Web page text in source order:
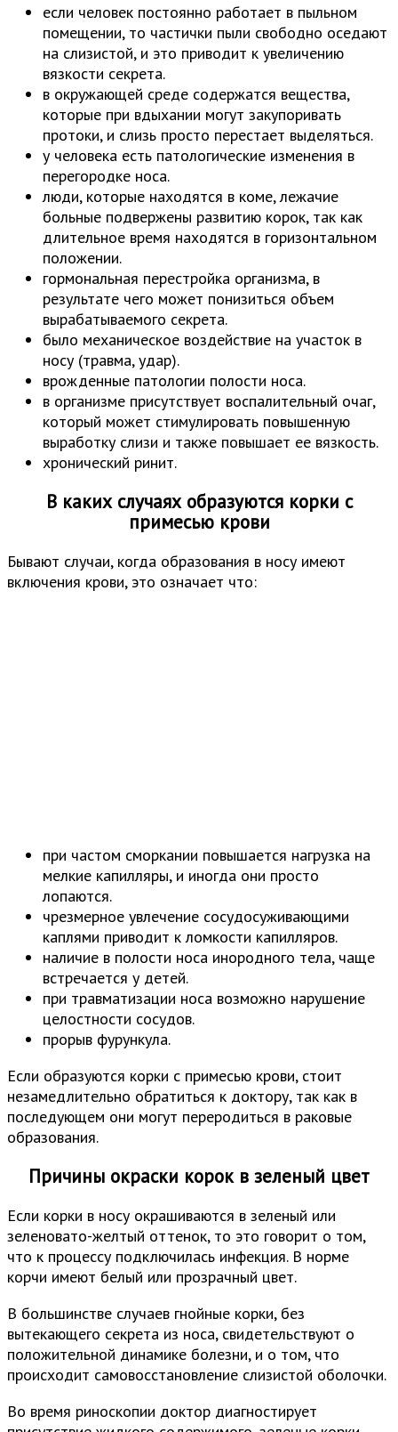
если человек постоянно работает в пыльном
помещении, то частички пыли свободно оседают
на слизистой, и это приводит к увеличению
вязкости секрета.
в окружающей среде содержатся вещества,
которые при вдыхании могут закупоривать
протоки, и слизь просто перестает выделяться.
у человека есть патологические изменения в
перегородке носа.
люди, которые находятся в коме, лежачие
больные подвержены развитию корок, так как
длительное время находятся в горизонтальном
положении.
гормональная перестройка организма, в
результате чего может понизиться объем
вырабатываемого секрета.
было механическое воздействие на участок в
носу (травма, удар).
врожденные патологии полости носа.
в организме присутствует воспалительный очаг,
который может стимулировать повышенную
выработку слизи и также повышает ее вязкость.
хронический ринит.
В каких случаях образуются корки с
примесью крови
Бывают случаи, когда образования в носу имеют
включения крови, это означает что:
при частом сморкании повышается нагрузка на
мелкие капилляры, и иногда они просто
лопаются.
чрезмерное увлечение сосудосуживающими
каплями приводит к ломкости капилляров.
наличие в полости носа инородного тела, чаще
встречается у детей.
при травматизации носа возможно нарушение
целостности сосудов.
прорыв фурункула.
Если образуются корки с примесью крови, стоит
незамедлительно обратиться к доктору, так как в
последующем они могут переродиться в раковые
образования.
Причины окраски корок в зеленый цвет
Если корки в носу окрашиваются в зеленый или
зеленовато-желтый оттенок, то это говорит о том,
что к процессу подключилась инфекция. В норме
корчи имеют белый или прозрачный цвет.
В большинстве случаев гнойные корки, без
вытекающего секрета из носа, свидетельствуют о
положительной динамике болезни, и о том, что
происходит самовосстановление слизистой оболочки.
Во время риноскопии доктор диагностирует